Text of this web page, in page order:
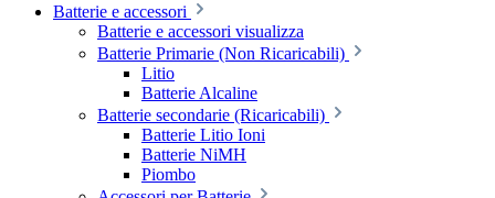
Batterie e accessori
Batterie e accessori visualizza
Batterie Primarie (Non Ricaricabili)
Litio
Batterie Alcaline
Batterie secondarie (Ricaricabili)
Batterie Litio Ioni
Batterie NiMH
Piombo